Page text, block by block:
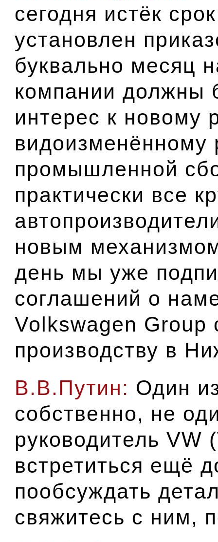
сегодня истёк
установлен
буквально месяц
компании должны
интерес к новому
видоизменённому
промышленной
практически все
новым
день мы уже
соглашений о
Volkswagen
производству в
В.В.Путин: Один
собственно, не
руководитель VW
встретиться ещё
пообсуждать
свяжитесь с ним,